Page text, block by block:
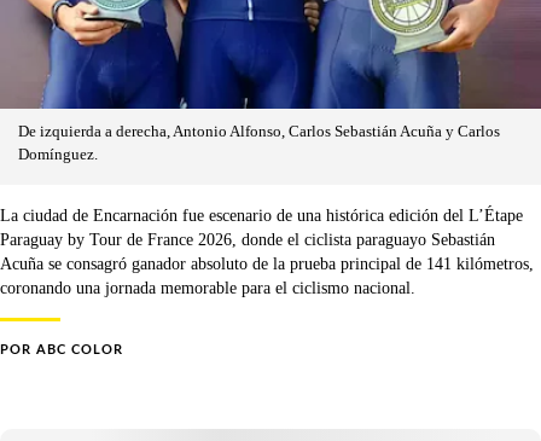
De izquierda a derecha, Antonio Alfonso, Carlos Sebastián Acuña y Carlos
Domínguez.
La ciudad de Encarnación fue escenario de una histórica edición del L’Étape
Paraguay by Tour de France 2026, donde el ciclista paraguayo Sebastián
Acuña se consagró ganador absoluto de la prueba principal de 141 kilómetros,
coronando una jornada memorable para el ciclismo nacional.
POR ABC COLOR